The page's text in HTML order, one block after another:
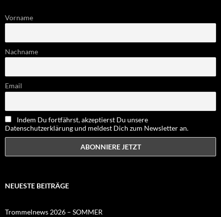
Vorname
Nachname
Email
Indem Du fortfährst, akzeptierst Du unsere
Datenschutzerklärung und meldest Dich zum Newsletter an.
NEUESTE BEITRÄGE
Trommelnews 2026 – SOMMER